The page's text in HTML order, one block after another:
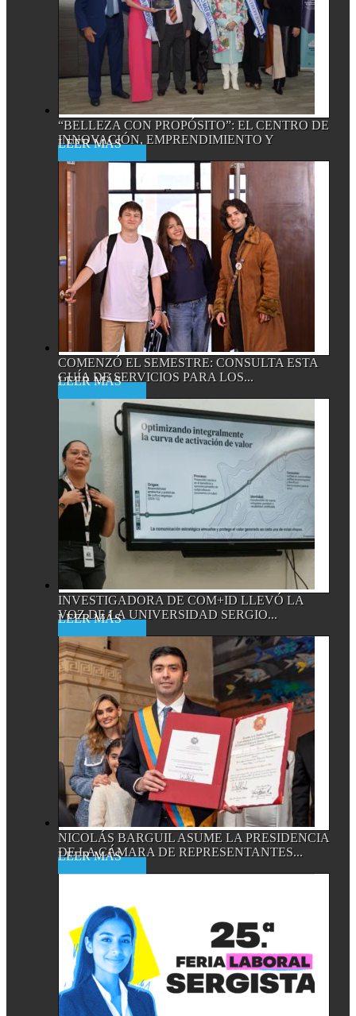
“BELLEZA CON PROPÓSITO”: EL CENTRO DE
INNOVACIÓN, EMPRENDIMIENTO Y
COMENZÓ EL SEMESTRE: CONSULTA ESTA
GUÍA DE SERVICIOS PARA LOS...
INVESTIGADORA DE COM+ID LLEVÓ LA
VOZ DE LA UNIVERSIDAD SERGIO...
NICOLÁS BARGUIL ASUME LA PRESIDENCIA
DE LA CÁMARA DE REPRESENTANTES...